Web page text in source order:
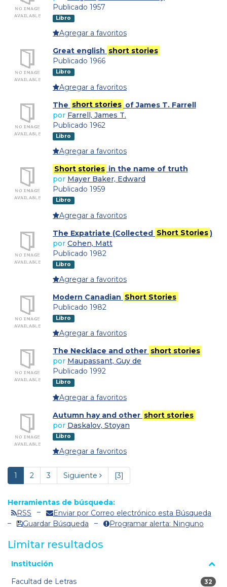
Publicado 1957
Libro
Agregar a favoritos
Great english short stories
Publicado 1966
Libro
Agregar a favoritos
The short stories of James T. Farrell
por Farrell, James T.
Publicado 1962
Libro
Agregar a favoritos
Short stories in the name of truth
por Mayer Baker, Edward
Publicado 1959
Libro
Agregar a favoritos
The Expatriate (Collected Short Stories)
por Cohen, Matt
Publicado 1982
Libro
Agregar a favoritos
Modern Canadian Short Stories
Publicado 1982
Libro
Agregar a favoritos
The Necklace and other short stories
por Maupassant, Guy de
Publicado 1992
Libro
Agregar a favoritos
Autumn hay and other short stories
por Daskalov, Stoyan
Libro
Agregar a favoritos
1 2 3 Siguiente [3]
Herramientas de búsqueda:
RSS
Enviar por Correo electrónico esta Búsqueda
Guardar Búsqueda
Programar alerta: Ninguno
Limitar resultados
La página se volverá a cargar cuando se seleccione o excluya
Institución
Facultad de Letras
32
32